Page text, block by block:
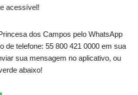
acessível!
dos Campos pelo WhatsApp
de telefone: 55 800 421 0000 em sua
sua mensagem no aplicativo, ou
abaixo!